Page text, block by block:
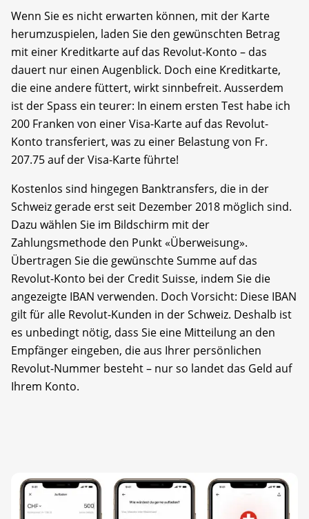
Wenn Sie es nicht erwarten können, mit der Karte
herumzuspielen, laden Sie den gewünschten Betrag
mit einer Kreditkarte auf das Revolut-Konto – das
dauert nur einen Augenblick. Doch eine Kreditkarte,
die eine andere füttert, wirkt sinnbefreit. Ausserdem
ist der Spass ein teurer: In einem ersten Test habe ich
200 Franken von einer Visa-Karte auf das Revolut-
Konto transferiert, was zu einer Belastung von Fr.
207.75 auf der Visa-Karte führte!
Kostenlos sind hingegen Banktransfers, die in der
Schweiz gerade erst seit Dezember 2018 möglich sind.
Dazu wählen Sie im Bildschirm mit der
Zahlungsmethode den Punkt «Überweisung».
Übertragen Sie die gewünschte Summe auf das
Revolut-Konto bei der Credit Suisse, indem Sie die
angezeigte IBAN verwenden. Doch Vorsicht: Diese IBAN
gilt für alle Revolut-Kunden in der Schweiz. Deshalb ist
es unbedingt nötig, dass Sie eine Mitteilung an den
Empfänger eingeben, die aus Ihrer persönlichen
Revolut-Nummer besteht – nur so landet das Geld auf
Ihrem Konto.